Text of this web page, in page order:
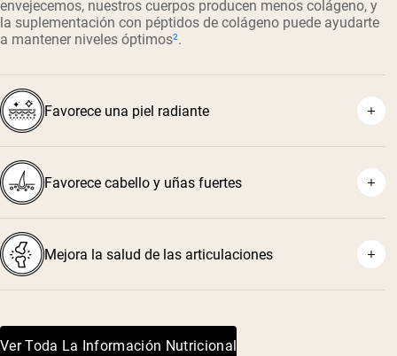
envejecemos, nuestros cuerpos producen menos colágeno, y
la suplementación con péptidos de colágeno puede ayudarte
a mantener niveles óptimos².
Favorece una piel radiante
Favorece cabello y uñas fuertes
Mejora la salud de las articulaciones
Ver Toda La Información Nutricional